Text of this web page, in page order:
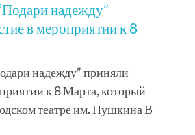
надежду”
в мероприятии к 8
надежду” приняли
к 8 Марта, который
театре им. Пушкина В